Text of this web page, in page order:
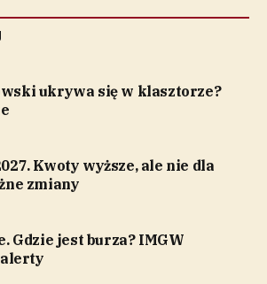
ukrywa się w klasztorze?
Kwoty wyższe, ale nie dla
zmiany
Gdzie jest burza? IMGW